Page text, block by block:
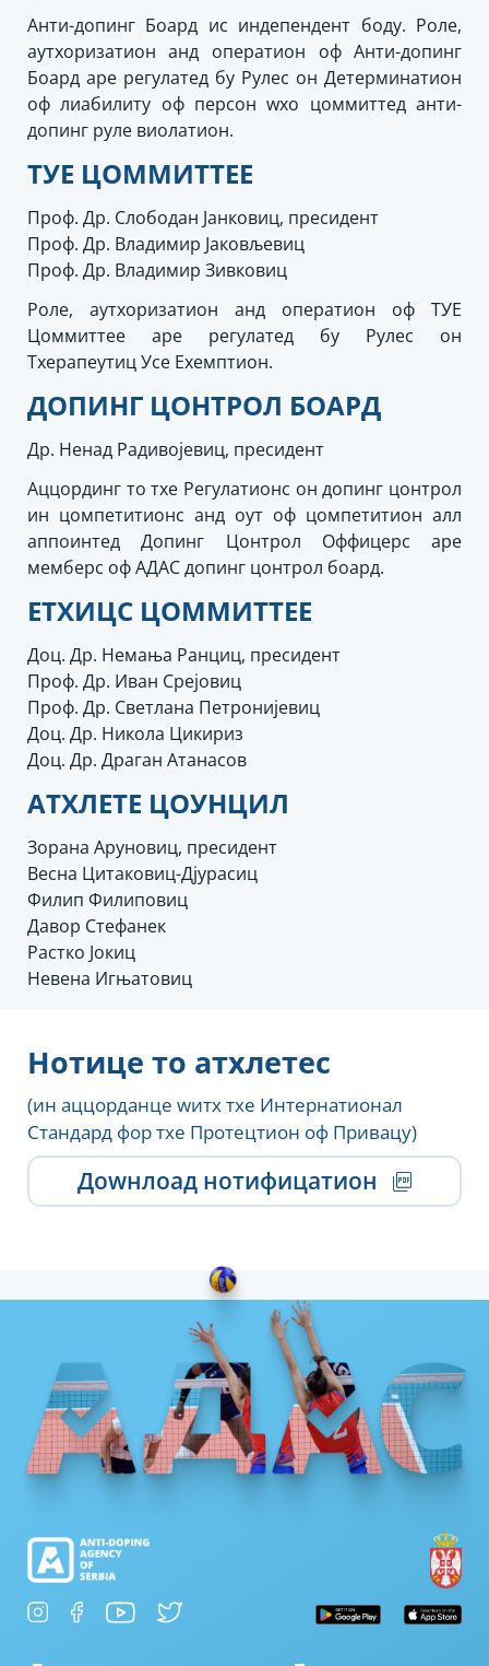
Анти-допинг Боард ис индепендент бодy. Роле,
аутхоризатион анд оператион оф Анти-допинг
Боард аре регулатед бy Рулес он Детерминатион
оф лиабилитy оф персон wхо цоммиттед анти-
допинг руле виолатион.
ТУЕ ЦОММИТТЕЕ
Проф. Др. Слободан Јанковиц, пресидент
Проф. Др. Владимир Јаковљевиц
Проф. Др. Владимир Зивковиц
Роле, аутхоризатион анд оператион оф ТУЕ
Цоммиттее аре регулатед бy Рулес он
Тхерапеутиц Усе Еxемптион.
ДОПИНГ ЦОНТРОЛ БОАРД
Др. Ненад Радивојевиц, пресидент
Аццординг то тхе Регулатионс он допинг цонтрол
ин цомпетитионс анд оут оф цомпетитион алл
аппоинтед Допинг Цонтрол Оффицерс аре
мемберс оф АДАС допинг цонтрол боард.
ЕТХИЦС ЦОММИТТЕЕ
Доц. Др. Немања Ранциц, пресидент
Проф. Др. Иван Срејовиц
Проф. Др. Светлана Петронијевиц
Доц. Др. Никола Цикириз
Доц. Др. Драган Атанасов
АТХЛЕТЕ ЦОУНЦИЛ
Зорана Аруновиц, пресидент
Весна Цитаковиц-Дјурасиц
Филип Филиповиц
Давор Стефанек
Растко Јокиц
Невена Игњатовиц
Нотице то атхлетес
(ин аццорданце wитх тхе Интернатионал
Стандард фор тхе Протецтион оф Привацy)
Доwнлоад нотифицатион